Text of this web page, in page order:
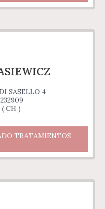
SASELLO 4
CH )
TRATAMIENTOS